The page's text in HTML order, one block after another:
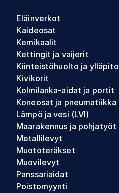
Eläinverkot
Kaideosat
Kemikaalit
Kettingit ja vaijerit
Kiinteistöhuolto ja ylläpito
Kivikorit
Kolmilanka-aidat ja portit
Koneosat ja pneumatiikka
Lämpö ja vesi (LVI)
Maarakennus ja pohjatyöt
Metallilevyt
Muototeräkset
Muovilevyt
Panssariaidat
Poistomyynti